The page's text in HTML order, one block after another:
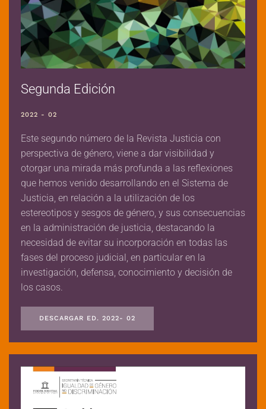
Segunda Edición
2022 - 02
Este segundo número de la Revista Justicia con
perspectiva de género, viene a dar visibilidad y
otorgar una mirada más profunda a las reflexiones
que hemos venido desarrollando en el Sistema de
Justicia, en relación a la utilización de los
estereotipos y sesgos de género, y sus consecuencias
en la administración de justicia, destacando la
necesidad de evitar su incorporación en todas las
fases del proceso judicial, en particular en la
investigación, defensa, conocimiento y decisión de
los casos.
DESCARGAR ED. 2022- 02